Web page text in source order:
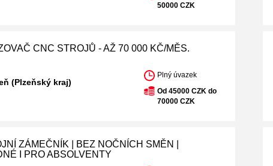
50000 CZK
CNC STROJŮ - AŽ 70 000 KČ/MĚS.
(Plzeňský kraj)
Plný úvazek
Od 45000 CZK do
70000 CZK
ZÁMEČNÍK | BEZ NOČNÍCH SMĚN |
I PRO ABSOLVENTY